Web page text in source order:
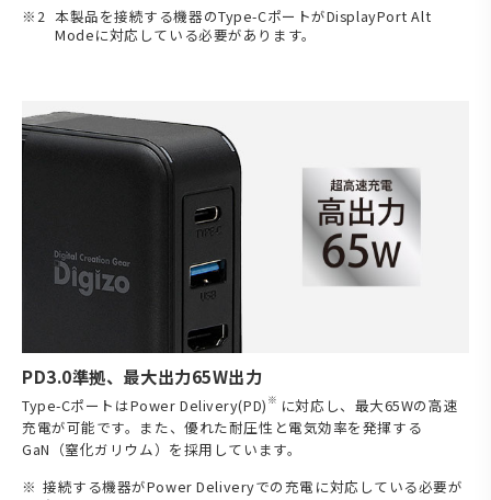
本製品を接続する機器のType-CポートがDisplayPort Alt
Modeに対応している必要があります。
PD3.0準拠、最大出力65W出力
Type-CポートはPower Delivery(PD) ※ に対応し、最大65Wの高速
充電が可能です。また、優れた耐圧性と電気効率を発揮する
GaN（窒化ガリウム）を採用しています。
接続する機器がPower Deliveryでの充電に対応している必要が